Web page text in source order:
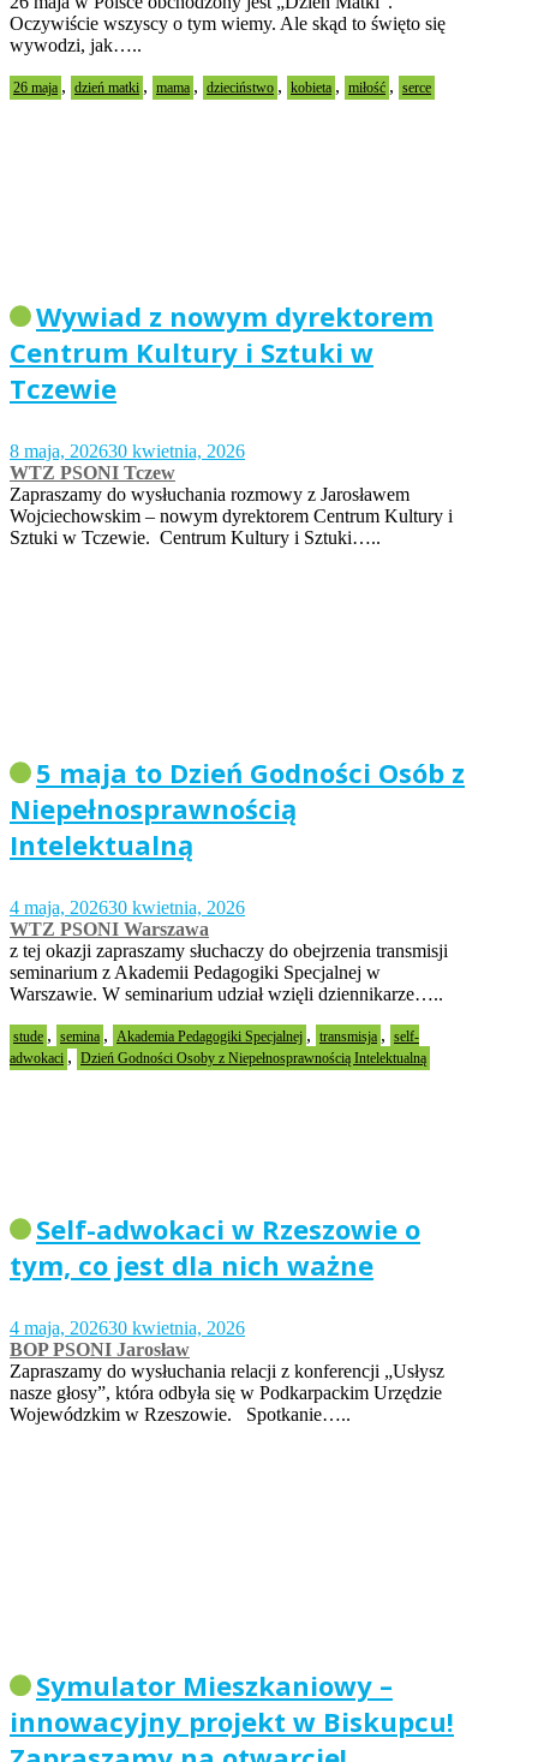
Oczywiście wszyscy o tym wiemy. Ale skąd to święto się
wywodzi, jak…..
26 maja , dzień matki , mama , dzieciństwo , kobieta , miłość , serce
Wywiad z nowym dyrektorem
Centrum Kultury i Sztuki w
Tczewie
8 maja, 202630 kwietnia, 2026
WTZ PSONI Tczew
Zapraszamy do wysłuchania rozmowy z Jarosławem
Wojciechowskim – nowym dyrektorem Centrum Kultury i
Sztuki w Tczewie. Centrum Kultury i Sztuki…..
5 maja to Dzień Godności Osób z
Niepełnosprawnością
Intelektualną
4 maja, 202630 kwietnia, 2026
WTZ PSONI Warszawa
z tej okazji zapraszamy słuchaczy do obejrzenia transmisji
seminarium z Akademii Pedagogiki Specjalnej w
Warszawie. W seminarium udział wzięli dziennikarze…..
stude , semina , Akademia Pedagogiki Specjalnej , transmisja , self-
adwokaci , Dzień Godności Osoby z Niepełnosprawnością Intelektualną
Self-adwokaci w Rzeszowie o
tym, co jest dla nich ważne
4 maja, 202630 kwietnia, 2026
BOP PSONI Jarosław
Zapraszamy do wysłuchania relacji z konferencji „Usłysz
nasze głosy”, która odbyła się w Podkarpackim Urzędzie
Wojewódzkim w Rzeszowie. Spotkanie…..
Symulator Mieszkaniowy –
innowacyjny projekt w Biskupcu!